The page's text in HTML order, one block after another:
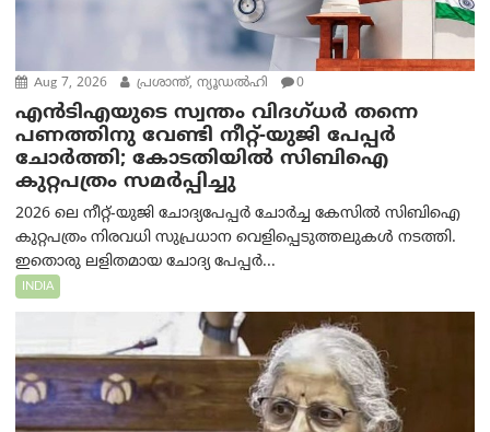
Aug 7, 2026 പ്രശാന്ത്, ന്യൂഡല്‍ഹി 0
എൻ‌ടി‌എയുടെ സ്വന്തം വിദഗ്ധർ തന്നെ
പണത്തിനു വേണ്ടി നീറ്റ്-യു‌ജി പേപ്പർ
ചോർത്തി; കോടതിയില്‍ സിബിഐ
കുറ്റപത്രം സമര്‍പ്പിച്ചു
2026 ലെ നീറ്റ്-യുജി ചോദ്യപേപ്പർ ചോർച്ച കേസിൽ സിബിഐ
കുറ്റപത്രം നിരവധി സുപ്രധാന വെളിപ്പെടുത്തലുകൾ നടത്തി.
ഇതൊരു ലളിതമായ ചോദ്യ പേപ്പർ...
INDIA